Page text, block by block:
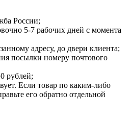
России;
5-7 рабочих дней с момента
адресу, до двери клиента;
посылки номеру почтового
рублей;
Если товар по каким-либо
его обратно отдельной